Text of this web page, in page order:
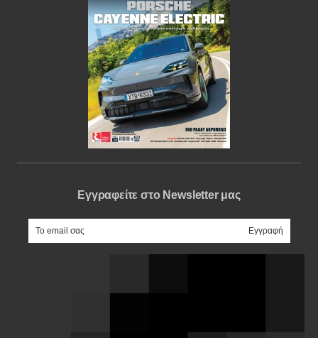
Εγγραφείτε στο Newsletter μας
e-mail